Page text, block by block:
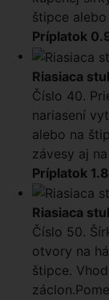
štipce alebo
Príplatok
Riasiaca
Číslo 40.
nariasení
alebo na
závesy aj
Príplatok
Riasiaca
Číslo 50.
otvory na
štipce.